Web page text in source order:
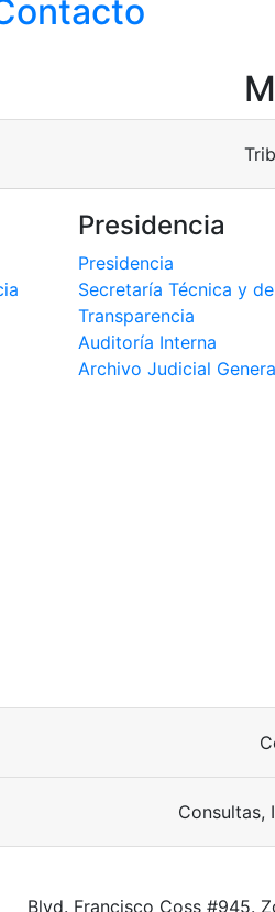
Presidencia
Presidencia
Secretaría Técnica y de
Transparencia
Auditoría Interna
Archivo Judicial
Consultas,
Blvd. Francisco Coss #945.